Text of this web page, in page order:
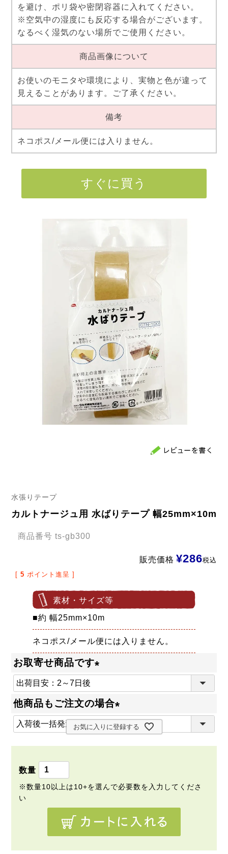
を避け、ポリ袋や密閉容器に入れてください。
※空気中の湿度にも反応する場合がございます。
なるべく湿気のない場所でご使用ください。
商品画像について
お使いのモニタや環境により、実物と色が違って
見えることがあります。ご了承ください。
備考
ネコポス/メール便には入りません。
すぐに買う
水張りテープ
カルトナージュ用 水ばりテープ 幅25mm×10m
商品番号 ts-gb300
販売価格 ¥286税込
[ 5 ポイント進呈 ]
素材・サイズ等
■約 幅25mm×10m
ネコポス/メール便には入りません。
お取寄せ商品です
必
)
他商品もご注文の場合
(
必
お気に入りに登録する